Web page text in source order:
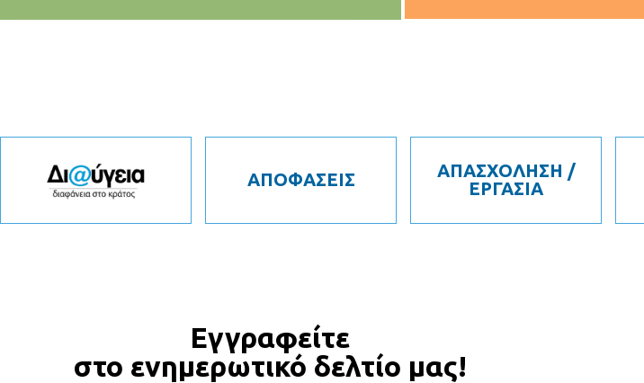
ΑΠΟΦΑΣΕΙΣ
ΑΠΑΣΧΟΛΗΣΗ /
ΕΡΓΑΣΙΑ
Εγγραφείτε
στο ενημερωτικό δελτίο μας!